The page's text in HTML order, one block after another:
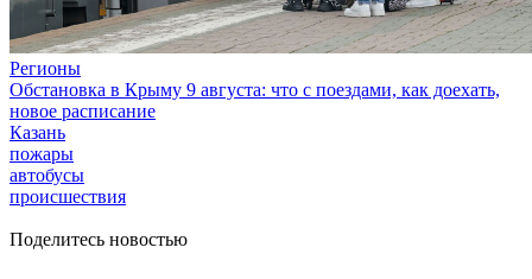
Регионы
Обстановка в Крыму 9 августа: что с поездами, как доехать,
новое расписание
Казань
пожары
автобусы
происшествия
Поделитесь новостью